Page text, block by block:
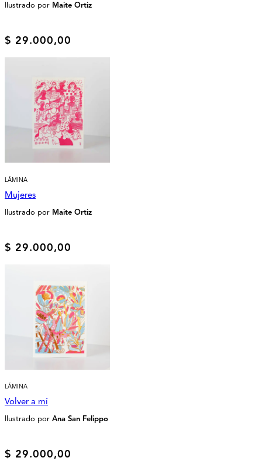
Ilustrado por Maite Ortiz
$ 29.000,00
LÁMINA
Mujeres
Ilustrado por Maite Ortiz
$ 29.000,00
LÁMINA
Volver a mí
Ilustrado por Ana San Felippo
$ 29.000,00